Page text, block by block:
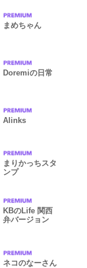
まめちゃん
Doremiの日常
Alinks
まりかっちスタ
ンプ
KBのLife 関西
弁バージョン
ネコのなーさん